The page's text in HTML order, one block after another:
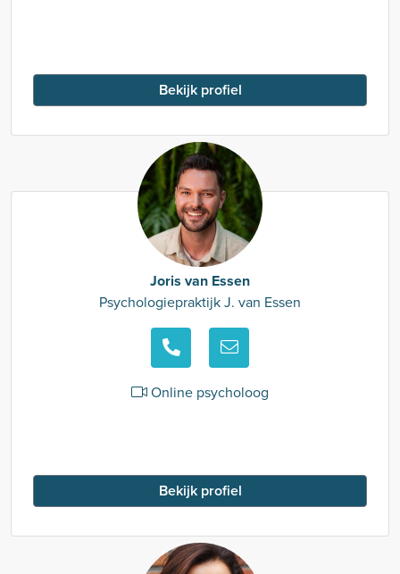
Bekijk profiel
Joris van Essen
Psychologiepraktijk J. van Essen
Online psycholoog
Bekijk profiel